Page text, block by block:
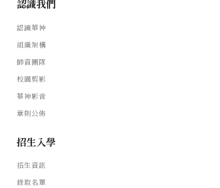
認識我們
認識華神
組織架構
師資團隊
校園剪影
華神影音
章則公佈
招生入學
招生資訊
錄取名單